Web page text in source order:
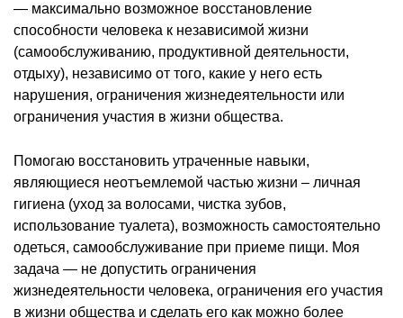
— максимально возможное восстановление
способности человека к независимой жизни
(самообслуживанию, продуктивной деятельности,
отдыху), независимо от того, какие у него есть
нарушения, ограничения жизнедеятельности или
ограничения участия в жизни общества.
Помогаю восстановить утраченные навыки,
являющиеся неотъемлемой частью жизни – личная
гигиена (уход за волосами, чистка зубов,
использование туалета), возможность самостоятельно
одеться, самообслуживание при приеме пищи. Моя
задача — не допустить ограничения
жизнедеятельности человека, ограничения его участия
в жизни общества и сделать его как можно более